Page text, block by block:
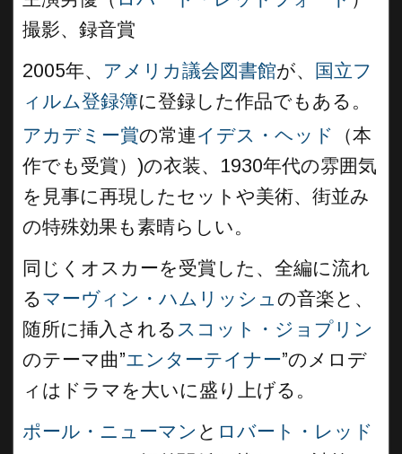
撮影、録音賞
2005年、 アメリカ議会図書館が、
国立フ
ィルム登録簿に登録した作品でもある。
アカデミー賞の常連イデス・ヘッド
（本
作でも受賞）)の衣装、1930年代の雰囲気
を見事に再現したセットや美術、街並み
の特殊効果も素晴らしい。
同じくオスカーを受賞した、全編に流れ
るマーヴィン・ハムリッシュ の音楽と、
随所に挿入される スコット・ジョプリン
のテーマ曲”エンターテイナー”のメロデ
ィはドラマを大いに盛り上げる。
ポール・ニューマン と ロバート・レッド